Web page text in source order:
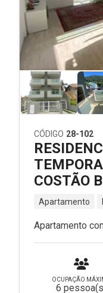
CÓDIGO 28-102
COSTÃO
Apartamento
Apartamento
OCUPAÇÃO
6